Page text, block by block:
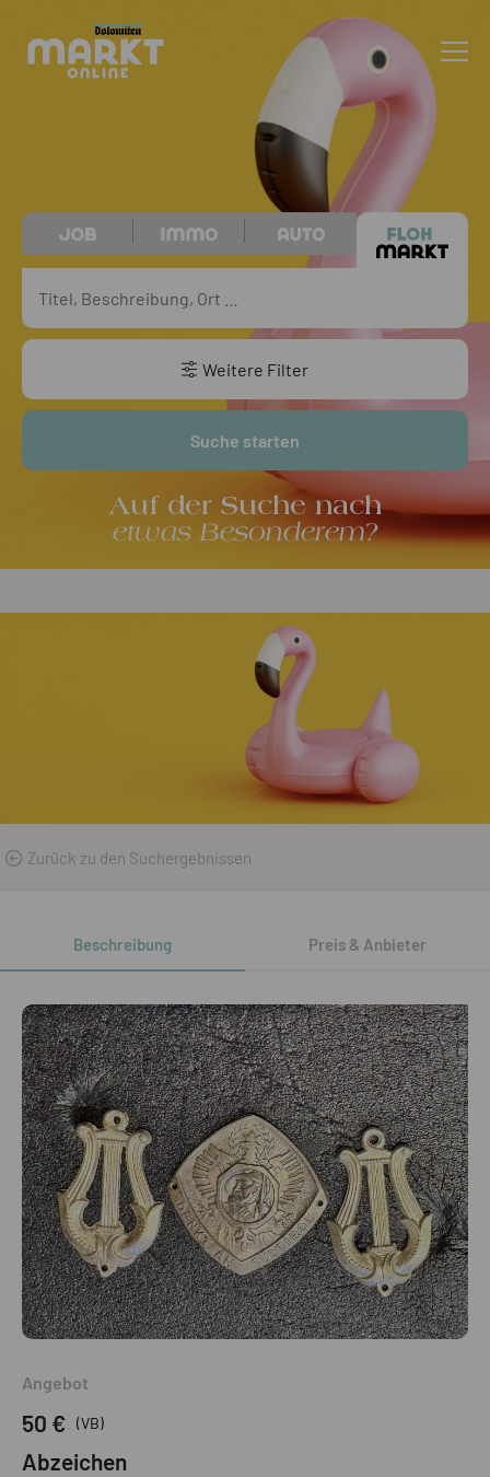
Auf der Suche nach
etwas Besonderem?
Weitere Filter
Suche starten
Zurück zu den Suchergebnissen
Beschreibung Preis & Anbieter
Angebot
50 € (VB)
Abzeichen